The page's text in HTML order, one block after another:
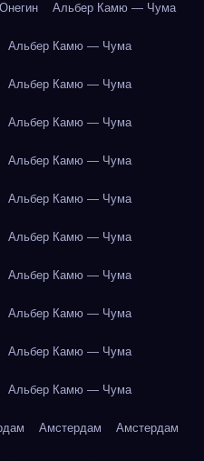
Альбер Камю — Чума
Альбер Камю — Чума
Альбер Камю — Чума
Альбер Камю — Чума
Альбер Камю — Чума
Альбер Камю — Чума
Альбер Камю — Чума
Альбер Камю — Чума
Альбер Камю — Чума
Альбер Камю — Чума
Альбер Камю — Чума
Амстердам Амстердам